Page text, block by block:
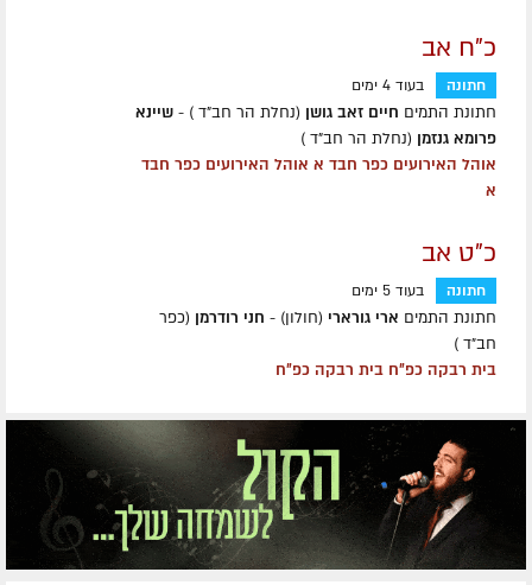
כ"ח אב
חתונה בעוד 4 ימים
חתונת התמים חיים זאב גושן (נחלת הר חב"ד ) - שיינא
פרומא גנזמן (נחלת הר חב"ד )
אוהל האירועים כפר חבד א אוהל האירועים כפר חבד
א
כ"ט אב
חתונה בעוד 5 ימים
חתונת התמים ארי גורארי (חולון) - חני רודרמן (כפר
חב״ד )
בית רבקה כפ״ח בית רבקה כפ״ח